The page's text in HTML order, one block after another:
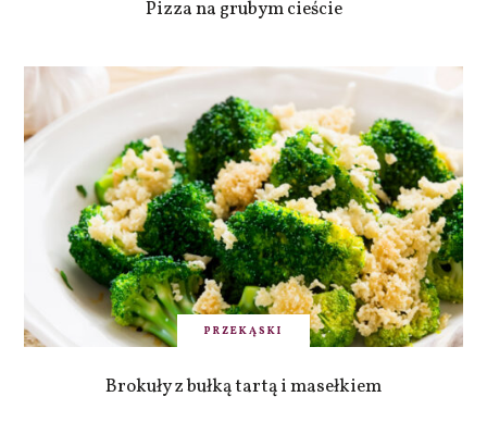
Pizza na grubym cieście
PRZEKĄSKI
Brokuły z bułką tartą i masełkiem